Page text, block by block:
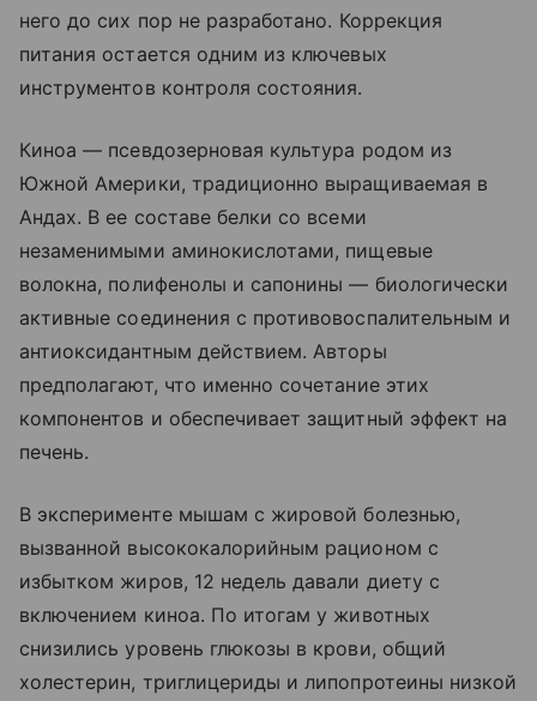
него до сих пор не разработано. Коррекция
питания остается одним из ключевых
инструментов контроля состояния.
Киноа — псевдозерновая культура родом из
Южной Америки, традиционно выращиваемая в
Андах. В ее составе белки со всеми
незаменимыми аминокислотами, пищевые
волокна, полифенолы и сапонины — биологически
активные соединения с противовоспалительным и
антиоксидантным действием. Авторы
предполагают, что именно сочетание этих
компонентов и обеспечивает защитный эффект на
печень.
В эксперименте мышам с жировой болезнью,
вызванной высококалорийным рационом с
избытком жиров, 12 недель давали диету с
включением киноа. По итогам у животных
снизились уровень глюкозы в крови, общий
холестерин, триглицериды и липопротеины низкой